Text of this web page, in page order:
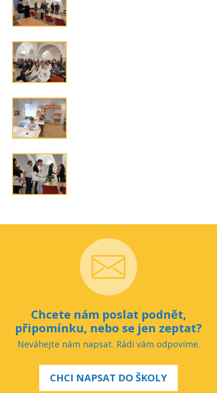
Chcete nám poslat podnět,
připomínku, nebo se jen zeptat?
Neváhejte nám napsat. Rádi vám odpovíme.
CHCI NAPSAT DO ŠKOLY